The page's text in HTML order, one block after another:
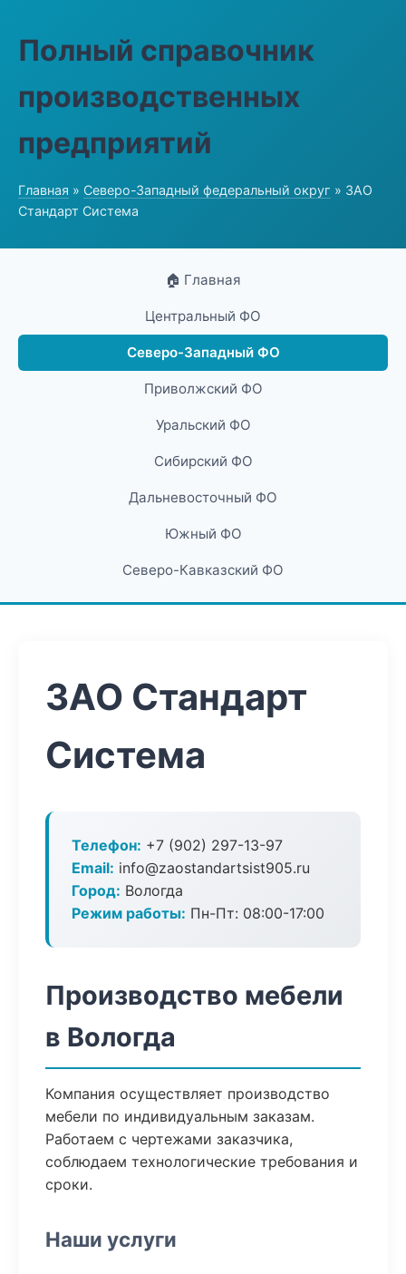
Полный справочник
производственных
предприятий
Главная » Северо-Западный федеральный округ » ЗАО
Стандарт Система
🏠 Главная
Центральный ФО
Северо-Западный ФО
Приволжский ФО
Уральский ФО
Сибирский ФО
Дальневосточный ФО
Южный ФО
Северо-Кавказский ФО
ЗАО Стандарт
Система
Телефон: +7 (902) 297-13-97
Email: info@zaostandartsist905.ru
Город: Вологда
Режим работы: Пн-Пт: 08:00-17:00
Производство мебели
в Вологда
Компания осуществляет производство
мебели по индивидуальным заказам.
Работаем с чертежами заказчика,
соблюдаем технологические требования и
сроки.
Наши услуги